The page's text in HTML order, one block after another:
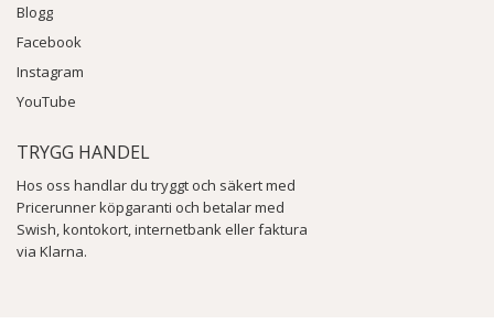
Blogg
Facebook
Instagram
YouTube
TRYGG HANDEL
Hos oss handlar du tryggt och säkert med
Pricerunner köpgaranti och betalar med
Swish, kontokort, internetbank eller faktura
via Klarna.